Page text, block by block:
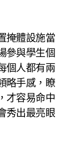
掩體設施當
參與學生個
個人都有兩
略手感，瞭
才容易命中
秀出最亮眼